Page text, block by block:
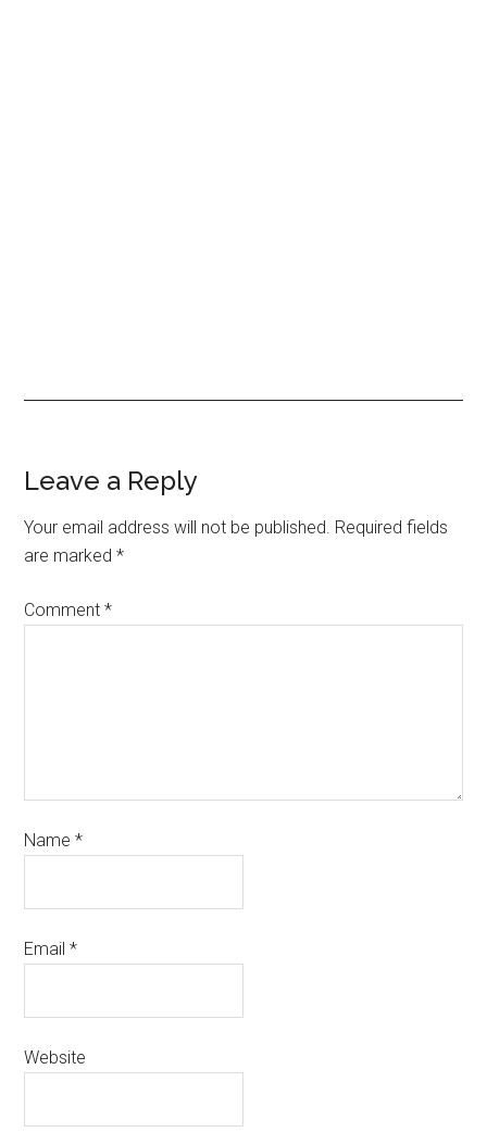
Leave a Reply
Your email address will not be published. Required fields
are marked*
Comment*
Name*
Email*
Website